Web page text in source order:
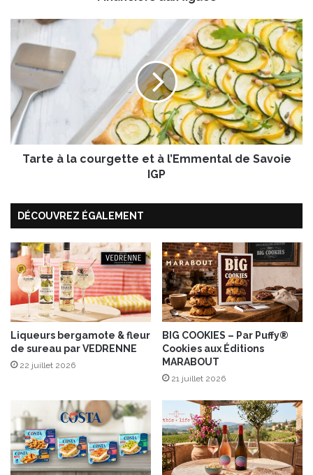
g
e
s
r
e
l
a
c
g
t
t
e
t
à
l
’
E
m
t
a
l
d
Tarte à la courgette et à l’Emmental de Savoie
IGP
DÉCOUVREZ ÉGALEMENT
Liqueurs bergamote & fleur
de sureau par VEDRENNE
22 juillet 2026
BIG COOKIES – Par Puffy®
Cookies aux Éditions
MARABOUT
21 juillet 2026